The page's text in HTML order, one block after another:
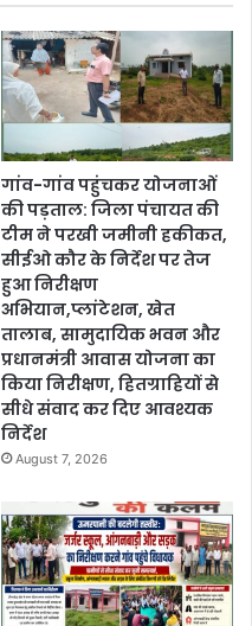
गांव-गांव पहुंचकर योजनाओं
की पड़ताल: जिला पंचायत की
टीम ने परखी जमीनी हकीकत,
सीईओ कौर के निर्देश पर तेज
हुआ निरीक्षण
अभियान,प्लांटेशन, खेत
तालाब, सामुदायिक भवन और
प्रधानमंत्री आवास योजना का
किया निरीक्षण, हितग्राहियों से
सीधे संवाद कर दिए आवश्यक
निर्देश
August 7, 2026